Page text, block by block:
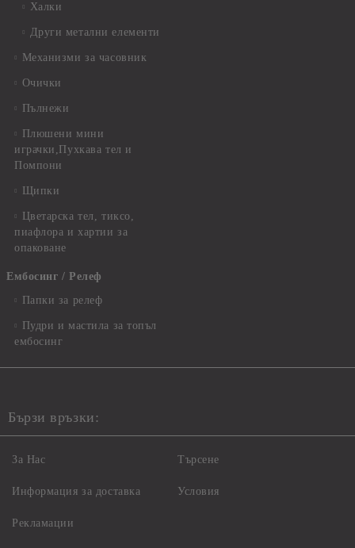
Халки
Други метални елементи
Механизми за часовник
Очички
Пълнежи
Плюшени мини
играчки,Пухкава тел и
Помпони
Щипки
Цветарска тел, тиксо,
пиафлора и хартии за
опаковане
Ембосинг / Релеф
Папки за релеф
Пудри и мастила за топъл
ембосинг
Бързи връзки:
За Нас
Информация за доставка
Рекламации
Търсене
Условия